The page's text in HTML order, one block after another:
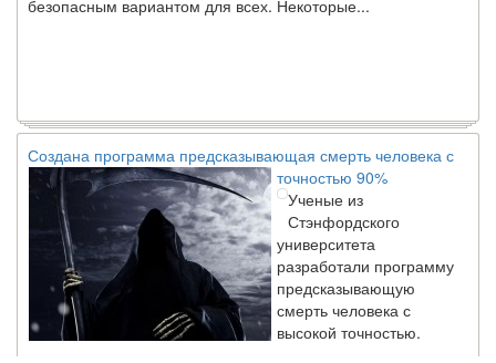
Создана программа предсказывающая смерть человека с
точностью 90%
Ученые из
Стэнфордского
университета
разработали программу
предсказывающую
смерть человека с
высокой точностью.